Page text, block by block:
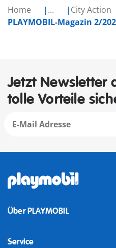
Home ...
City Action
PLAYMOBIL-Magazin 2/
Jetzt Newsletter
tolle Vorteile
Über PLAYMOBIL
Service